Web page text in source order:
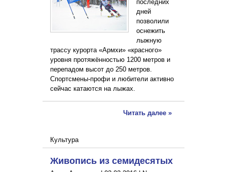
последних
дней
позволили
оснежить
лыжную
трассу курорта «Армхи» «красного»
уровня протяжённостью 1200 метров и
перепадом высот до 250 метров.
Спортсмены-профи и любители активно
сейчас катаются на лыжах.
Читать далее »
Культура
Живопись из семидесятых